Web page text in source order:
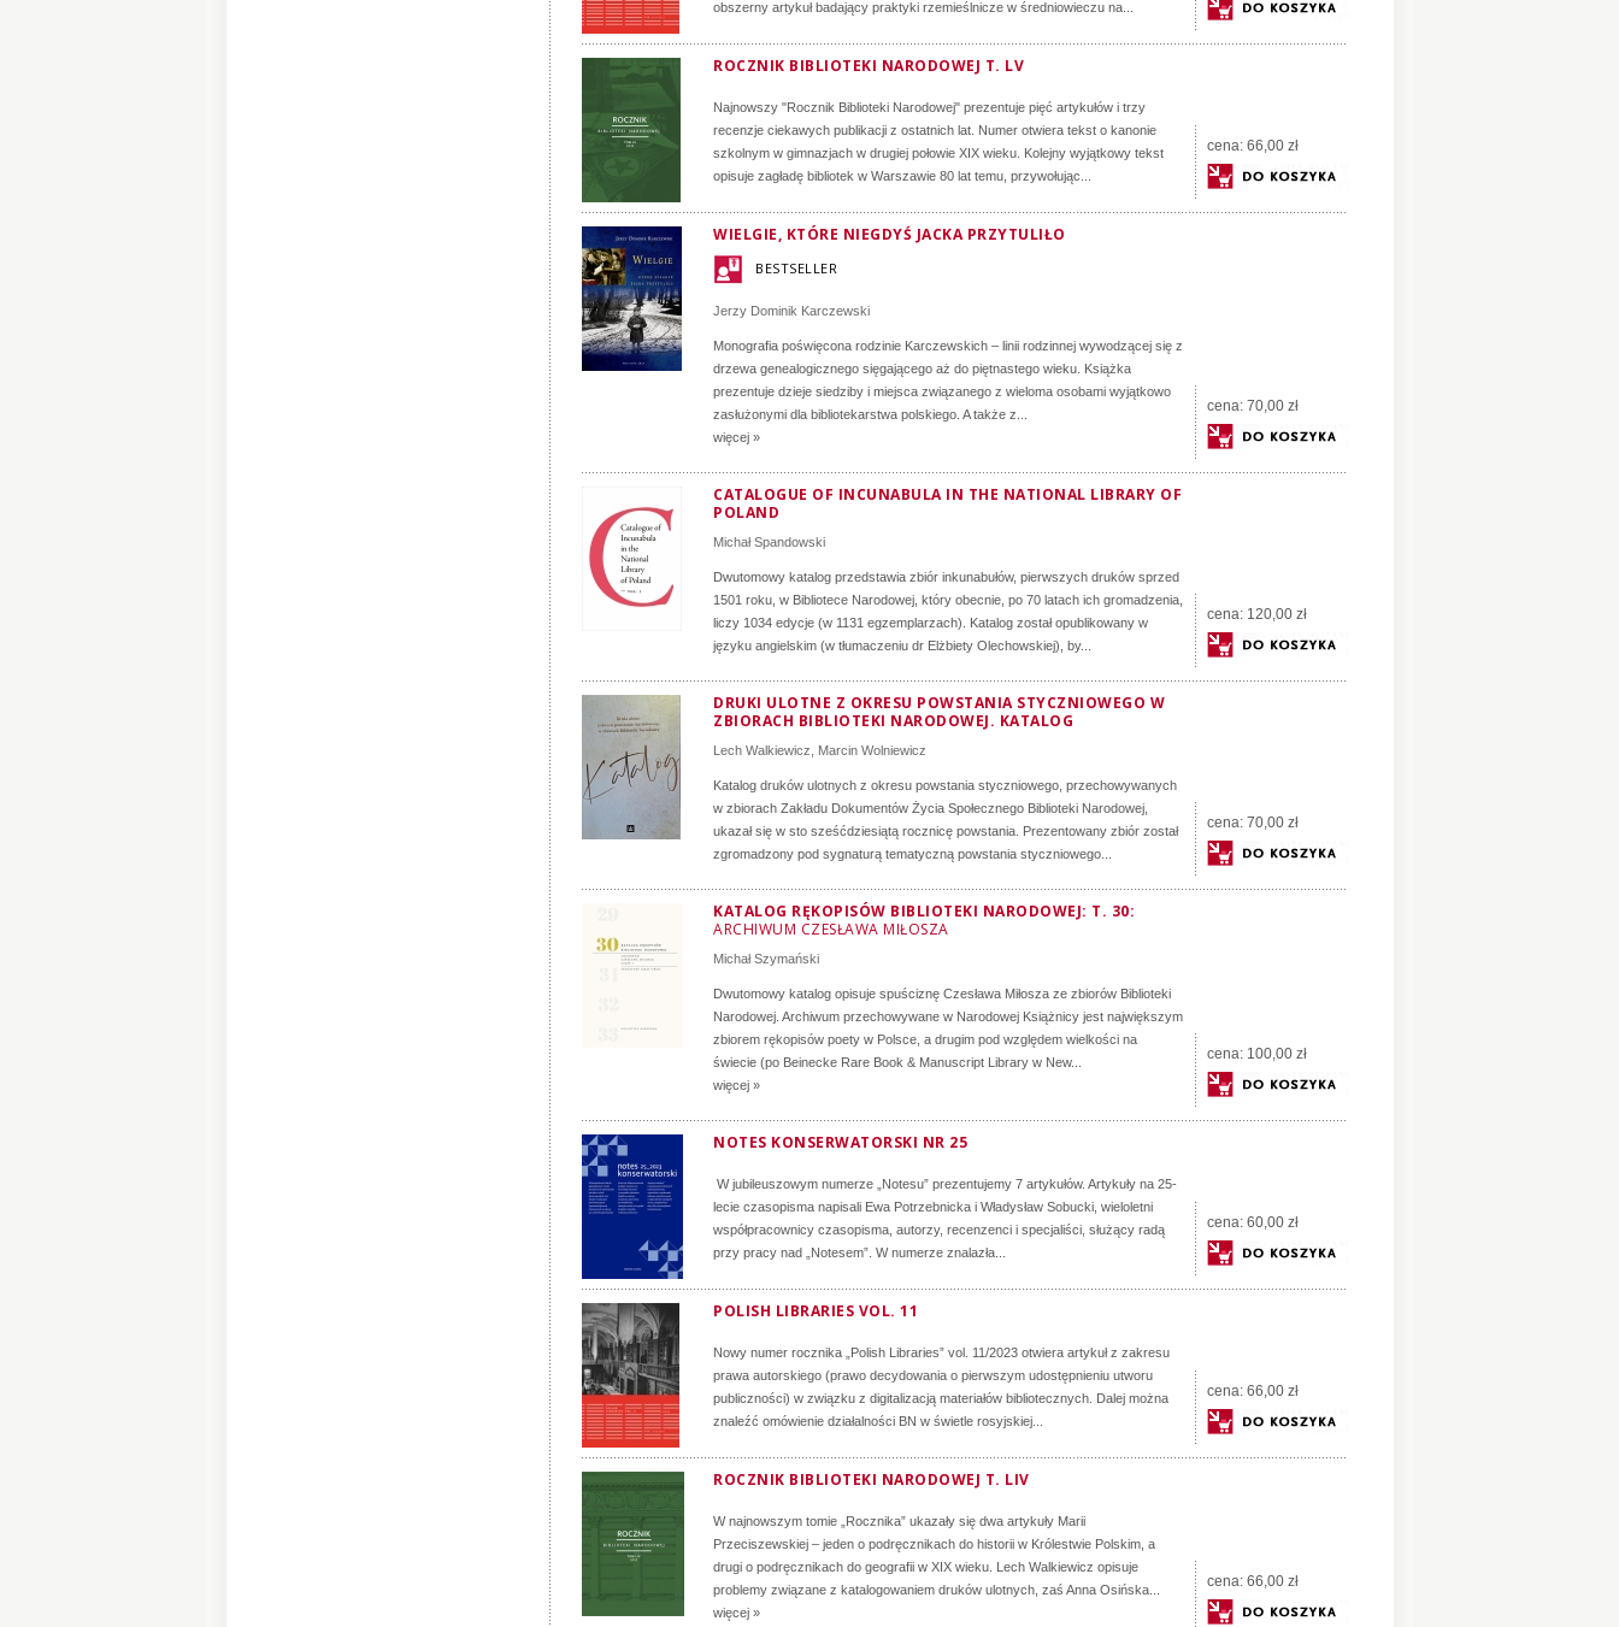
obszerny artykuł badający praktyki rzemieślnicze w średniowieczu na...
ROCZNIK BIBLIOTEKI NARODOWEJ T. LV
Najnowszy "Rocznik Biblioteki Narodowej" prezentuje pięć artykułów i trzy
recenzje ciekawych publikacji z ostatnich lat. Numer otwiera tekst o kanonie
szkolnym w gimnazjach w drugiej połowie XIX wieku. Kolejny wyjątkowy tekst
opisuje zagładę bibliotek w Warszawie 80 lat temu, przywołując...
cena: 66,00 zł
WIELGIE, KTÓRE NIEGDYŚ JACKA PRZYTULIŁO
BESTSELLER
Jerzy Dominik Karczewski
Monografia poświęcona rodzinie Karczewskich – linii rodzinnej wywodzącej się z
drzewa genealogicznego sięgającego aż do piętnastego wieku. Książka
prezentuje dzieje siedziby i miejsca związanego z wieloma osobami wyjątkowo
zasłużonymi dla bibliotekarstwa polskiego. A także z...
więcej »
cena: 70,00 zł
CATALOGUE OF INCUNABULA IN THE NATIONAL LIBRARY OF
POLAND
Michał Spandowski
Dwutomowy katalog przedstawia zbiór inkunabułów, pierwszych druków sprzed
1501 roku, w Bibliotece Narodowej, który obecnie, po 70 latach ich gromadzenia,
liczy 1034 edycje (w 1131 egzemplarzach). Katalog został opublikowany w
języku angielskim (w tłumaczeniu dr Elżbiety Olechowskiej), by...
cena: 120,00 zł
DRUKI ULOTNE Z OKRESU POWSTANIA STYCZNIOWEGO W
ZBIORACH BIBLIOTEKI NARODOWEJ. KATALOG
Lech Walkiewicz Marcin Wolniewicz
Katalog druków ulotnych z okresu powstania styczniowego, przechowywanych
w zbiorach Zakładu Dokumentów Życia Społecznego Biblioteki Narodowej,
ukazał się w sto sześćdziesiątą rocznicę powstania. Prezentowany zbiór został
zgromadzony pod sygnaturą tematyczną powstania styczniowego...
cena: 70,00 zł
KATALOG RĘKOPISÓW BIBLIOTEKI NARODOWEJ: T. 30:
ARCHIWUM CZESŁAWA MIŁOSZA
Michał Szymański
Dwutomowy katalog opisuje spuściznę Czesława Miłosza ze zbiorów Biblioteki
Narodowej. Archiwum przechowywane w Narodowej Książnicy jest największym
zbiorem rękopisów poety w Polsce, a drugim pod względem wielkości na
świecie (po Beinecke Rare Book & Manuscript Library w New...
więcej »
cena: 100,00 zł
NOTES KONSERWATORSKI NR 25
W jubileuszowym numerze „Notesu” prezentujemy 7 artykułów. Artykuły na 25-
lecie czasopisma napisali Ewa Potrzebnicka i Władysław Sobucki, wieloletni
współpracownicy czasopisma, autorzy, recenzenci i specjaliści, służący radą
przy pracy nad „Notesem”. W numerze znalazła...
cena: 60,00 zł
POLISH LIBRARIES VOL. 11
Nowy numer rocznika „Polish Libraries” vol. 11/2023 otwiera artykuł z zakresu
prawa autorskiego (prawo decydowania o pierwszym udostępnieniu utworu
publiczności) w związku z digitalizacją materiałów bibliotecznych. Dalej można
znaleźć omówienie działalności BN w świetle rosyjskiej...
cena: 66,00 zł
ROCZNIK BIBLIOTEKI NARODOWEJ T. LIV
W najnowszym tomie „Rocznika” ukazały się dwa artykuły Marii
Przeciszewskiej – jeden o podręcznikach do historii w Królestwie Polskim, a
drugi o podręcznikach do geografii w XIX wieku. Lech Walkiewicz opisuje
problemy związane z katalogowaniem druków ulotnych, zaś Anna Osińska...
więcej »
cena: 66,00 zł